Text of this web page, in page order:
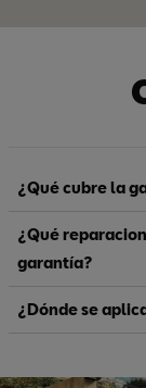
¿Qué cubre la
¿Qué
garantía?
¿Dónde se